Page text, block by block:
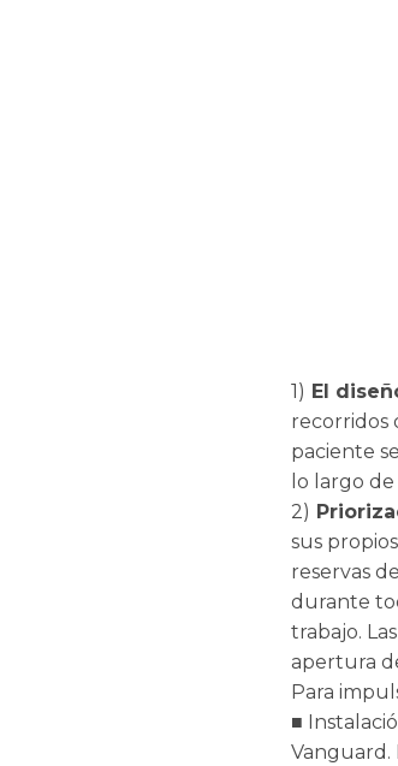
1) El
recorridos
paciente
lo largo
2)
sus
reservas
durante
trabajo.
apertura
Para
■
Vanguard.